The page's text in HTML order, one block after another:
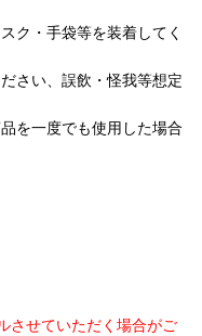
ク・手袋等を装着してく
さい、誤飲・怪我等想定
を一度でも使用した場合
させていただく場合がご